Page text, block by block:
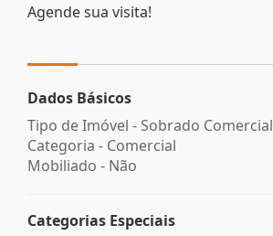
Agende sua visita!
Dados Básicos
Tipo de Imóvel - Sobrado Comercial
Categoria - Comercial
Mobiliado - Não
Categorias Especiais